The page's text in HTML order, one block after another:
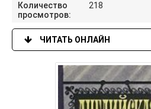
Количество
просмотров:
218
ЧИТАТЬ ОНЛАЙН